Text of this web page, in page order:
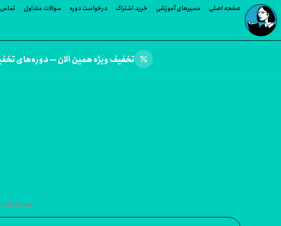
صفحه اصلی مسیرهای آموزشی خرید اشتراک درخواست دوره سوالات متداول تماس
percent تخفیف ویژه همین الان — دوره‌های
Owner